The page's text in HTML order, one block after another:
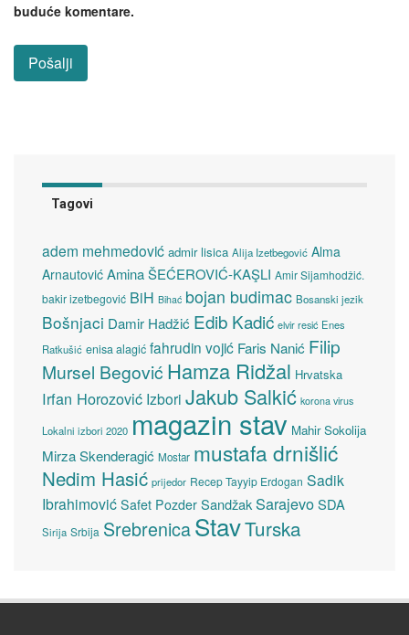
buduće komentare.
Tagovi
adem mehmedović admir lisica Alija Izetbegović Alma
Arnautović Amina ŠEĆEROVIĆ-KAŞLI Amir Sijamhodžić.
bakir izetbegović BiH Bihać bojan budimac Bosanski jezik
Bošnjaci Damir Hadžić Edib Kadić elvir resić Enes
Ratkušić enisa alagić fahrudin vojić Faris Nanić Filip
Mursel Begović Hamza Ridžal Hrvatska
Irfan Horozović Izbori Jakub Salkić korona virus
Lokalni izbori 2020 magazin stav Mahir Sokolija
Mirza Skenderagić Mostar mustafa drnišlić
Nedim Hasić prijedor Recep Tayyip Erdogan Sadik
Ibrahimović Safet Pozder SandžakSarajevoSDA
Sirija Srbija SrebrenicaStavTurska